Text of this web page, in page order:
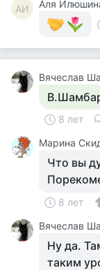
АИ
Аля
Вячеслав
8 лет
Марина
Что вы
8 лет
Вячеслав
Ну да.
таким